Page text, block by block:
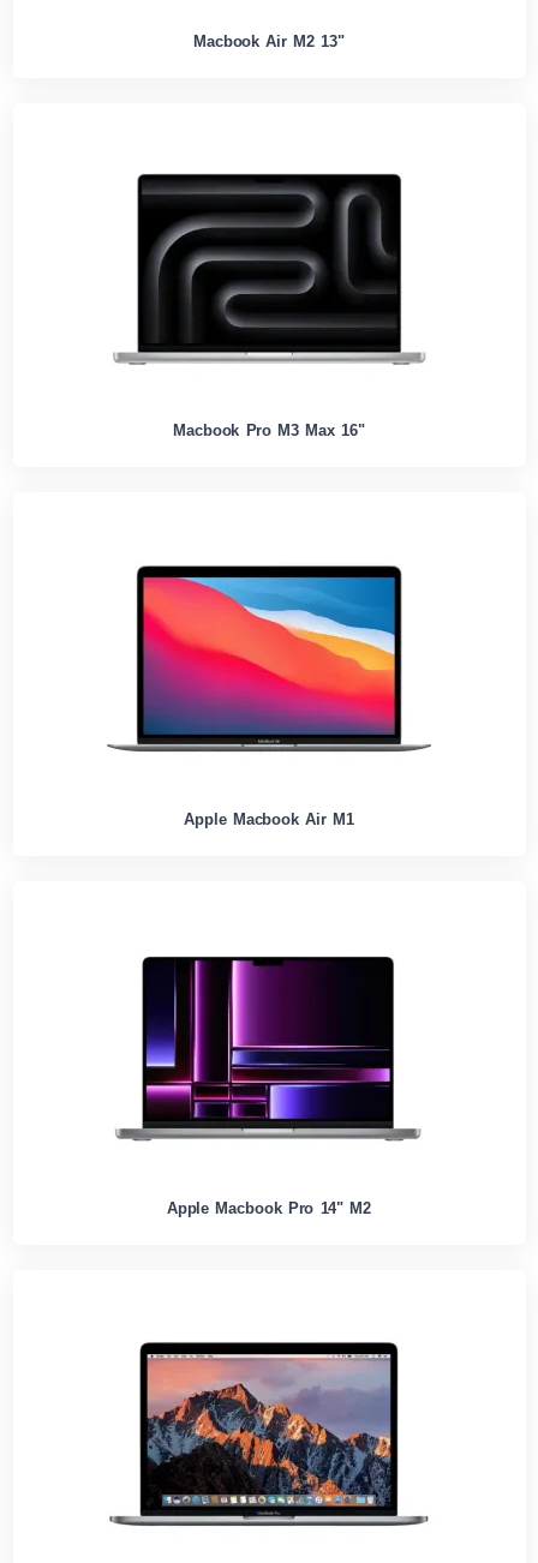
Macbook Air M2 13"
Macbook Pro M3 Max 16"
Apple Macbook Air M1
Apple Macbook Pro 14" M2